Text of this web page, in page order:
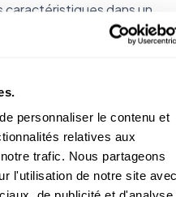
personnaliser le contenu et
relatives aux
trafic. Nous partageons
l'utilisation de notre site
caractéristiques dans un
Alféa Excellia Duo
à 10 kW